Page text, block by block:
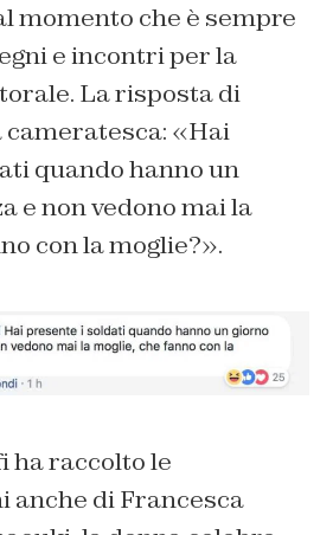
momento che è sempre
e incontri per la
La risposta di
«Hai
quando hanno un
e non vedono mai la
con la moglie?».
ha raccolto le
anche di Francesca